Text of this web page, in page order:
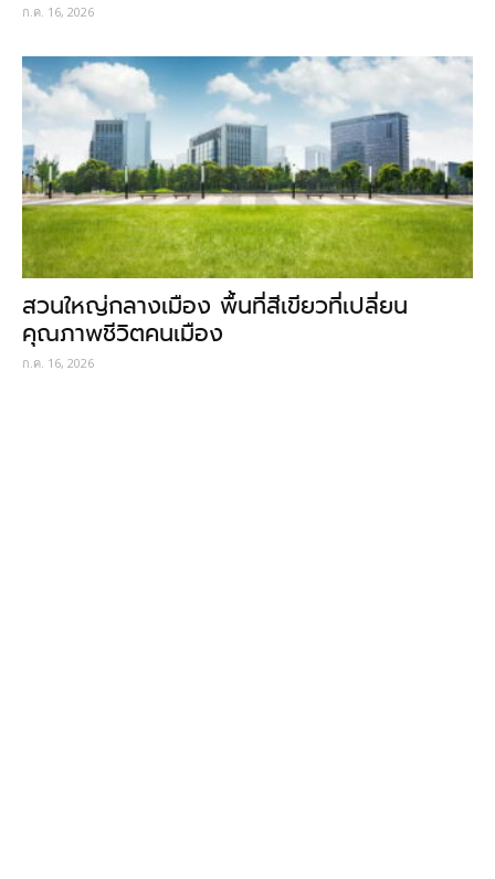
ก.ค. 16, 2026
สวนใหญ่กลางเมือง พื้นที่สีเขียวที่เปลี่ยน
คุณภาพชีวิตคนเมือง
ก.ค. 16, 2026